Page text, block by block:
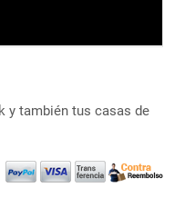
y también tus casas de